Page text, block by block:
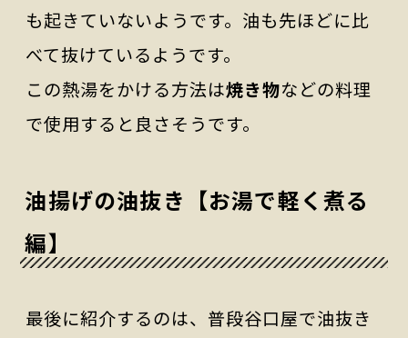
も起きていないようです。油も先ほどに比
べて抜けているようです。
この熱湯をかける方法は焼き物などの料理
で使用すると良さそうです。
油揚げの油抜き【お湯で軽く煮る
編】
最後に紹介するのは、普段谷口屋で油抜き